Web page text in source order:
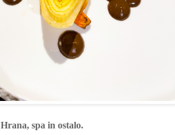
Hrana, spa in ostalo.